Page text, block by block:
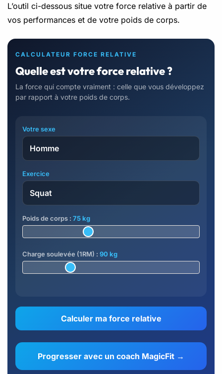
L’outil ci-dessous situe votre force relative à partir de
vos performances et de votre poids de corps.
CALCULATEUR FORCE RELATIVE
Quelle est votre force relative ?
La force qui compte vraiment : celle que vous développez
par rapport à votre poids de corps.
Votre sexe
Exercice
Poids de corps : 75 kg
Charge soulevée (1RM) : 90 kg
Calculer ma force relative
Progresser avec un coach MagicFit →